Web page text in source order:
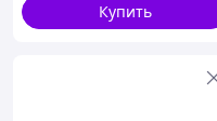
Купить